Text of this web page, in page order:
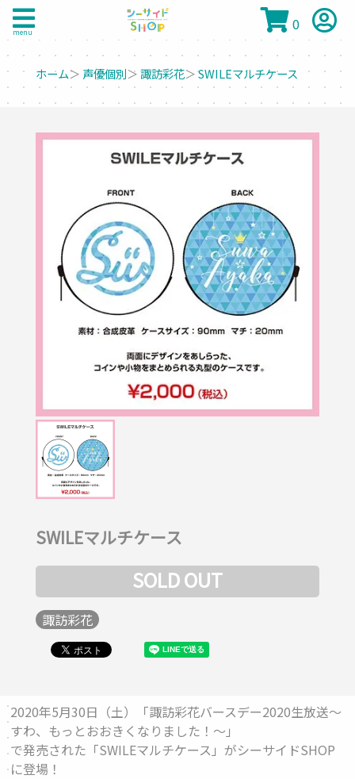
menu 0
ホーム＞ 声優個別＞諏訪彩花＞SWILEマルチケース
SWILEマルチケース
SOLD OUT
諏訪彩花
2020年5月30日（土）「諏訪彩花バースデー2020生放送～
すわ、もっとおおきくなりました！～」
で発売された「SWILEマルチケース」がシーサイドSHOP
に登場！